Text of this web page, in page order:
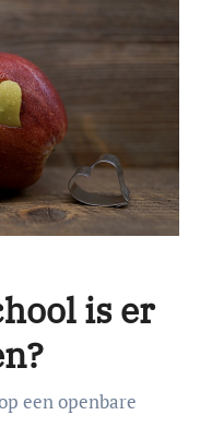
is er
een openbare